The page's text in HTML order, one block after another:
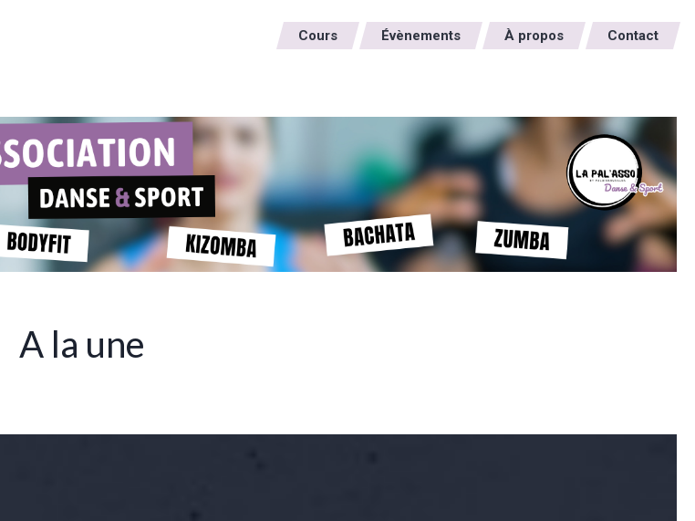
Cours Évènements À propos Contact
A la une